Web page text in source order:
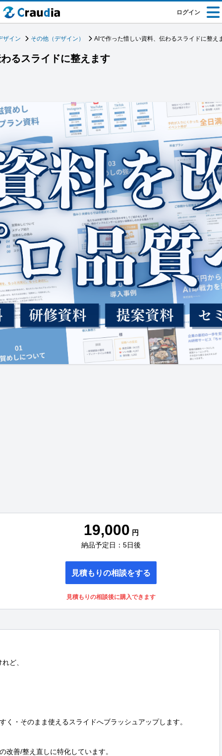
ログイン
ザイン その他（デザイン） AIで作った惜しい資料、伝わるスライドに整え
るスライドに整えます
19,000 円
納品予定日：5日後
見積もりの相談をする
見積もりの相談後に購入できます
ど、
く・そのまま使えるスライドへブラッシュアップします。
改善/整え直しに特化しています。